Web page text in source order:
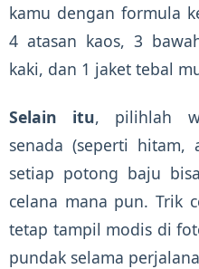
kamu dengan formula
4 atasan kaos, 3
kaki, dan 1 jaket tebal
Selain itu, pilihlah
senada (seperti hitam,
setiap potong baju
celana mana pun. Trik
tetap tampil modis di
pundak selama